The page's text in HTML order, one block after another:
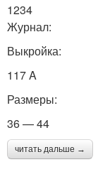
1234
Журнал:
Выкройка:
117 A
Размеры:
36 — 44
читать дальше →